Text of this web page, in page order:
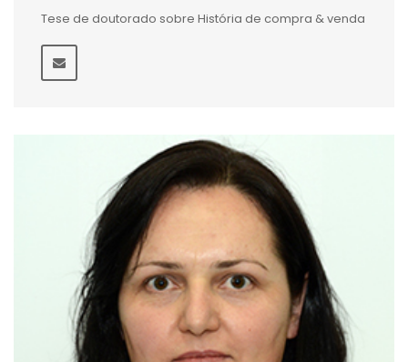
Tese de doutorado sobre História de compra & venda